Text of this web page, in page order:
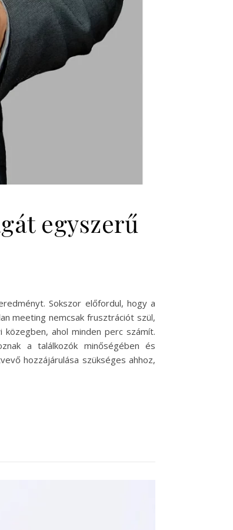
egyszerű
Sokszor előfordul, hogy a
meeting nemcsak frusztrációt szül,
ahol minden perc számít.
a találkozók minőségében és
hozzájárulása szükséges ahhoz,